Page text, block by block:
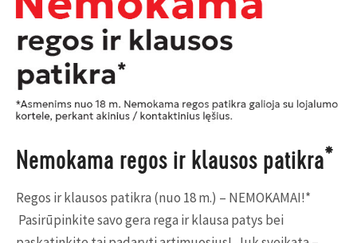
Nemokama regos ir klausos patikra*
Regos ir klausos patikra (nuo 18 m.) – NEMOKAMAI!*
Pasirūpinkite savo gera rega ir klausa patys bei